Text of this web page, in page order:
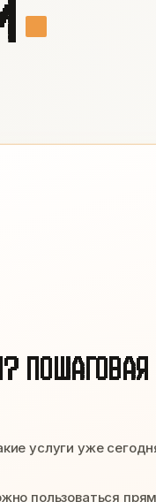
ПОШАГОВАЯ
услуги уже
пользоваться